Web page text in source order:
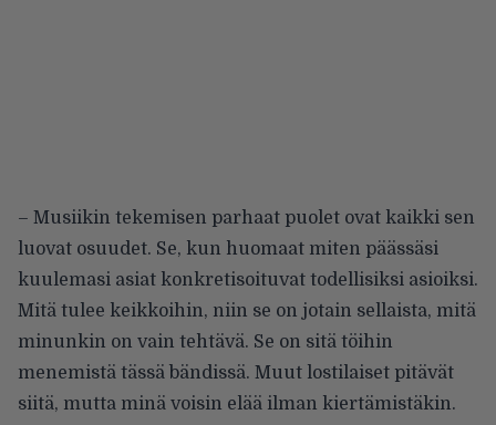
– Musiikin tekemisen parhaat puolet ovat kaikki sen
luovat osuudet. Se, kun huomaat miten päässäsi
kuulemasi asiat konkretisoituvat todellisiksi asioiksi.
Mitä tulee keikkoihin, niin se on jotain sellaista, mitä
minunkin on vain tehtävä. Se on sitä töihin
menemistä tässä bändissä. Muut lostilaiset pitävät
siitä, mutta minä voisin elää ilman kiertämistäkin.